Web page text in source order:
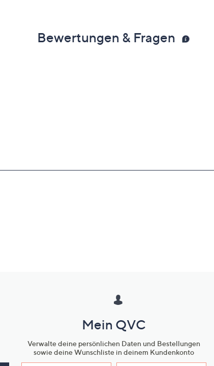
Bewertungen & Fragen
Mein QVC
Verwalte deine persönlichen Daten und Bestellungen
sowie deine Wunschliste in deinem Kundenkonto